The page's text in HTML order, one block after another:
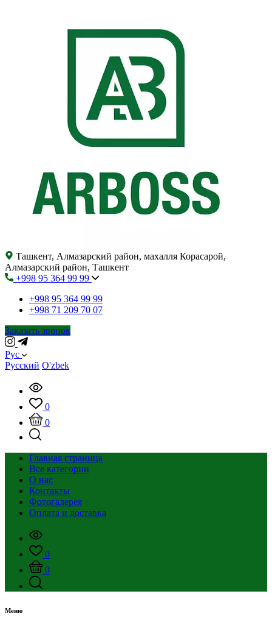
Ташкент, Алмазарский район, махалля Корасарой,
Алмазарский район, Ташкент
+998 95 364 99 99
+998 95 364 99 99
+998 71 209 70 07
Заказать звонок
Рус
Русский O'zbek
0
0
Главная страница
Все категории
О нас
Контакты
Фотогалерея
Оплата и доставка
0
0
Меню